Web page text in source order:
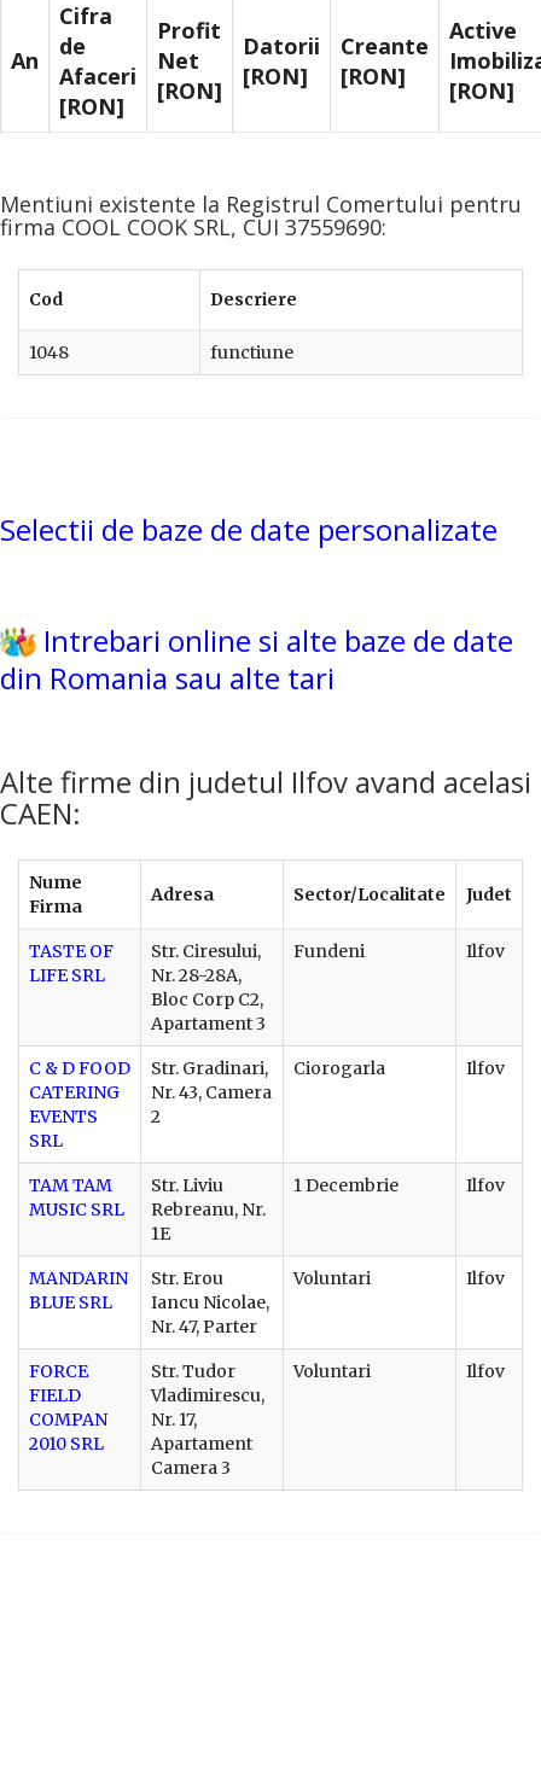
An
Cifra
de
Afaceri
[RON]
Profit
Net
[RON]
Datorii
[RON]
Creante
[RON]
Active
[RON]
Mentiuni existente la Registrul Comertului pentru
firma COOL COOK SRL, CUI 37559690:
Cod Descriere
1048 functiune
Selectii de baze de date personalizate
Intrebari online si alte baze de date
din Romania sau alte tari
Alte firme din judetul Ilfov avand acelasi
CAEN:
Nume
Firma
Adresa Sector/Localitate Judet
TASTE OF
LIFE SRL
Str. Ciresului,
Nr. 28-28A,
Bloc Corp C2,
Apartament 3
Fundeni Ilfov
C & D FOOD
CATERING
EVENTS
SRL
Str. Gradinari,
Nr. 43, Camera
2
Ciorogarla Ilfov
TAM TAM
MUSIC SRL
Str. Liviu
Rebreanu, Nr.
1E
1 Decembrie Ilfov
MANDARIN
BLUE SRL
Str. Erou
Iancu Nicolae,
Nr. 47, Parter
Voluntari Ilfov
FORCE
FIELD
COMPAN
2010 SRL
Str. Tudor
Vladimirescu,
Nr. 17,
Apartament
Camera 3
Voluntari Ilfov